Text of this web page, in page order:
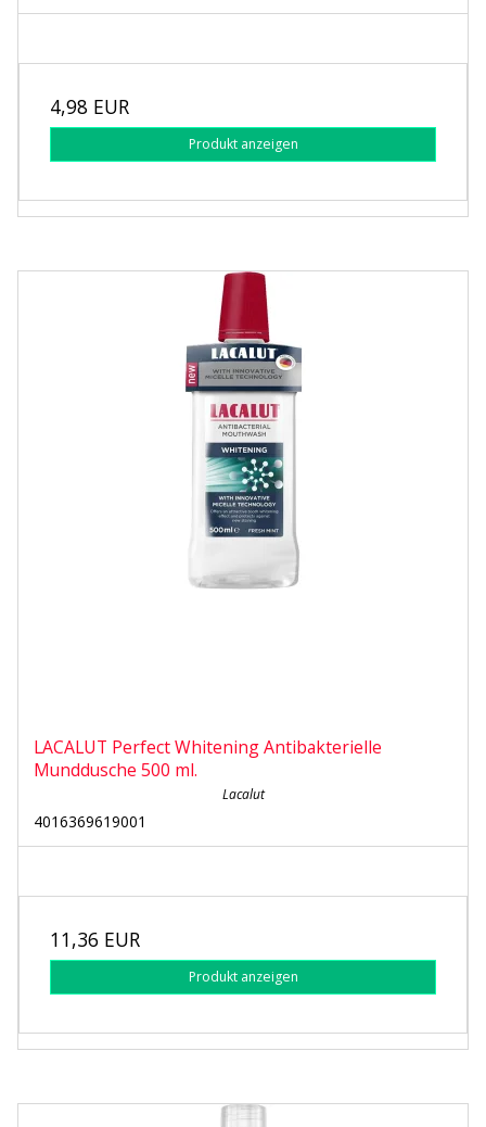
4,98 EUR
Produkt anzeigen
LACALUT Perfect Whitening Antibakterielle
Munddusche 500 ml.
Lacalut
4016369619001
11,36 EUR
Produkt anzeigen